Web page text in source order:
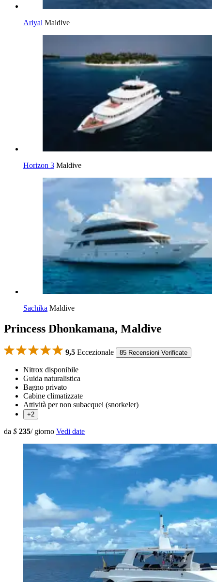
Ariyal Maldive
Horizon 3 Maldive
Sachika Maldive
Princess Dhonkamana, Maldive
9,5 Eccezionale 85 Recensioni Verificate
Nitrox disponibile
Guida naturalistica
Bagno privato
Cabine climatizzate
Attività per non subacquei (snorkeler)
+2
da $ 235/ giorno Vedi date